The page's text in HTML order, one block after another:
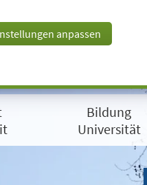
anpassen
Bildung
Universität